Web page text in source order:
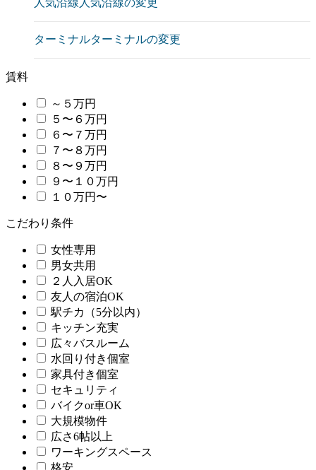
人気沿線 人気沿線の変更
ターミナルターミナルの変更
賃料
～５万円
５〜６万円
６〜７万円
７〜８万円
８〜９万円
９〜１０万円
１０万円〜
こだわり条件
女性専用
男女共用
２人入居OK
友人の宿泊OK
駅チカ（5分以内）
キッチン充実
広々バスルーム
水回り付き個室
家具付き個室
セキュリティ
バイクor車OK
大規模物件
広さ6帖以上
ワーキングスペース
格安